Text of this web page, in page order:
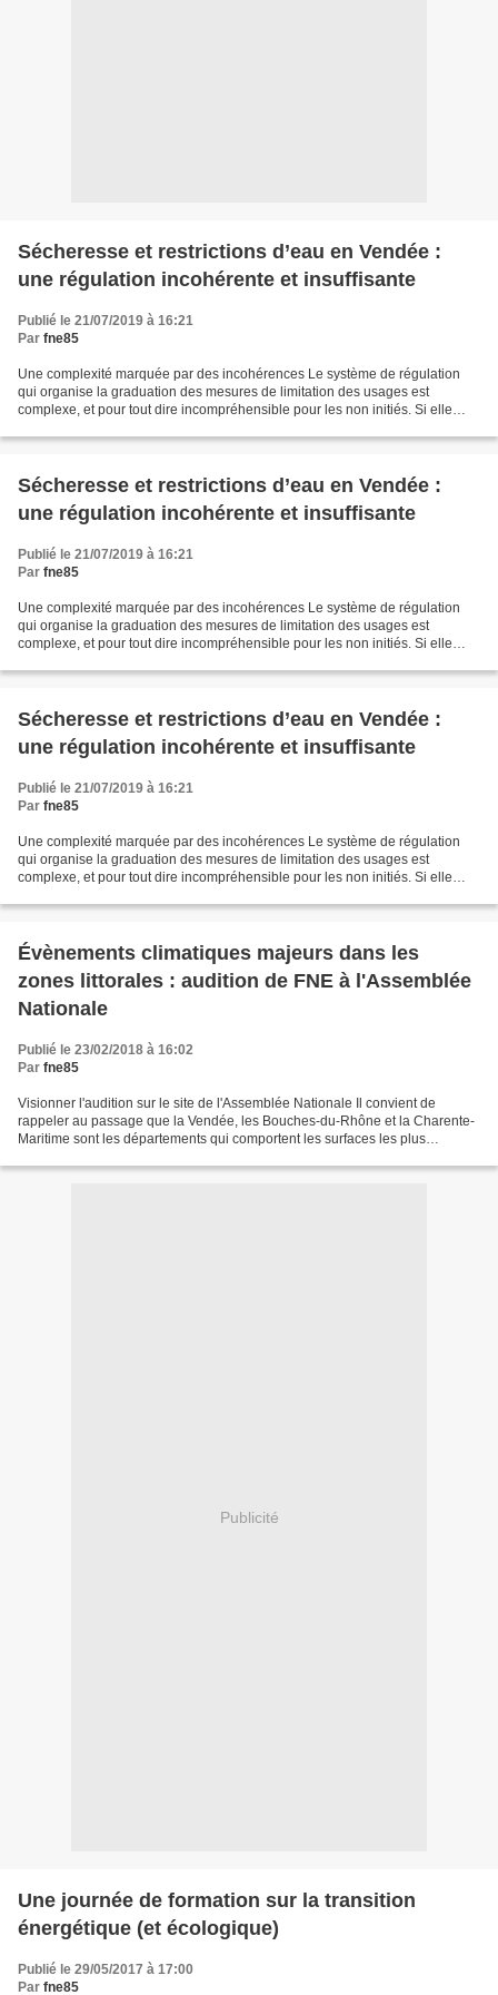
Sécheresse et restrictions d’eau en Vendée :
une régulation incohérente et insuffisante
Publié le 21/07/2019 à 16:21
Par fne85
Une complexité marquée par des incohérences Le système de régulation
qui organise la graduation des mesures de limitation des usages est
complexe, et pour tout dire incompréhensible pour les non initiés. Si elle
Sécheresse et restrictions d’eau en Vendée :
une régulation incohérente et insuffisante
Publié le 21/07/2019 à 16:21
Par fne85
Une complexité marquée par des incohérences Le système de régulation
qui organise la graduation des mesures de limitation des usages est
complexe, et pour tout dire incompréhensible pour les non initiés. Si elle
Sécheresse et restrictions d’eau en Vendée :
une régulation incohérente et insuffisante
Publié le 21/07/2019 à 16:21
Par fne85
Une complexité marquée par des incohérences Le système de régulation
qui organise la graduation des mesures de limitation des usages est
complexe, et pour tout dire incompréhensible pour les non initiés. Si elle
Évènements climatiques majeurs dans les
zones littorales : audition de FNE à l'Assemblée
Nationale
Publié le 23/02/2018 à 16:02
Par fne85
Visionner l'audition sur le site de l'Assemblée Nationale Il convient de
rappeler au passage que la Vendée, les Bouches-du-Rhône et la Charente-
Maritime sont les départements qui comportent les surfaces les plus
Publicité
Une journée de formation sur la transition
énergétique (et écologique)
Publié le 29/05/2017 à 17:00
Par fne85